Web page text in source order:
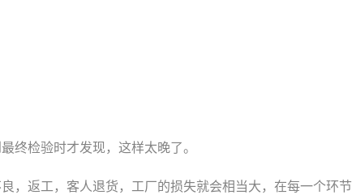
终检验时才发现，这样太晚了。
，返工，客人退货，工厂的损失就会相当大，在每一个环节